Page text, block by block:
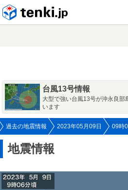
台風13号情報
大型で強い台風13号が沖永良
います
過去の地震情報 2023年05月09日 09時
地震情報